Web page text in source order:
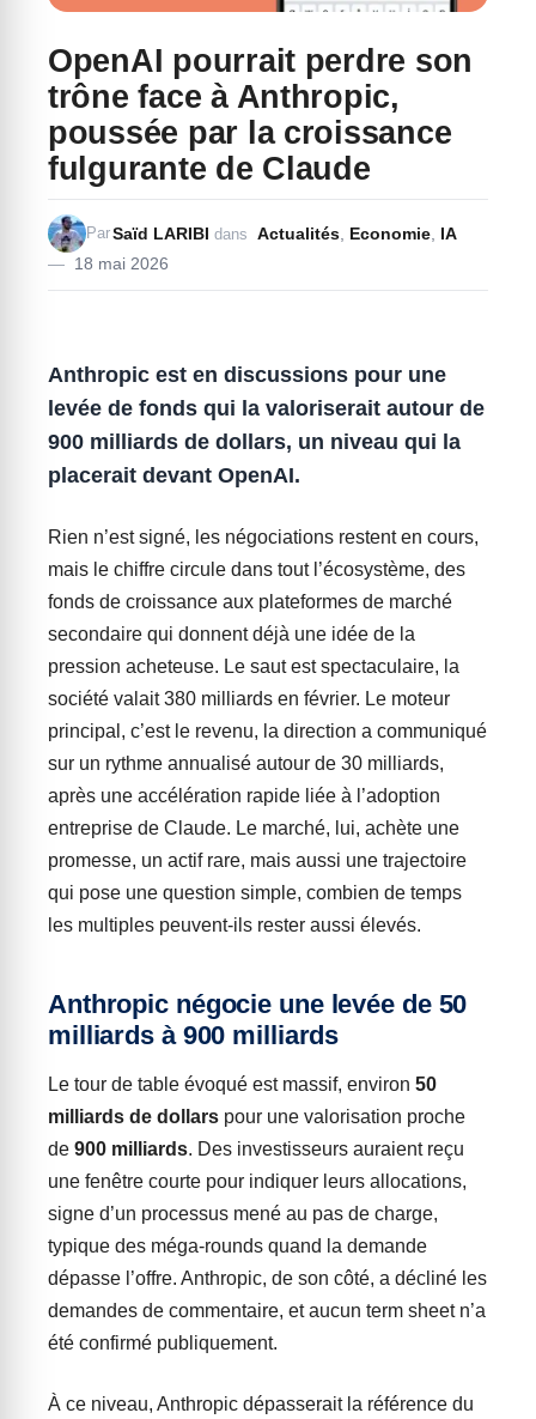
OpenAI pourrait perdre son
trône face à Anthropic,
poussée par la croissance
fulgurante de Claude
18 mai 2026
ParSaïd LARIBI dans Actualités Economie IA
Anthropic est en discussions pour une
levée de fonds qui la valoriserait autour de
900 milliards de dollars, un niveau qui la
placerait devant OpenAI.
Rien n’est signé, les négociations restent en cours,
mais le chiffre circule dans tout l’écosystème, des
fonds de croissance aux plateformes de marché
secondaire qui donnent déjà une idée de la
pression acheteuse. Le saut est spectaculaire, la
société valait 380 milliards en février. Le moteur
principal, c’est le revenu, la direction a communiqué
sur un rythme annualisé autour de 30 milliards,
après une accélération rapide liée à l’adoption
entreprise de Claude. Le marché, lui, achète une
promesse, un actif rare, mais aussi une trajectoire
qui pose une question simple, combien de temps
les multiples peuvent-ils rester aussi élevés.
Anthropic négocie une levée de 50
milliards à 900 milliards
Le tour de table évoqué est massif, environ 50
milliards de dollars pour une valorisation proche
de 900 milliards. Des investisseurs auraient reçu
une fenêtre courte pour indiquer leurs allocations,
signe d’un processus mené au pas de charge,
typique des méga-rounds quand la demande
dépasse l’offre. Anthropic, de son côté, a décliné les
demandes de commentaire, et aucun term sheet n’a
été confirmé publiquement.
À ce niveau, Anthropic dépasserait la référence du